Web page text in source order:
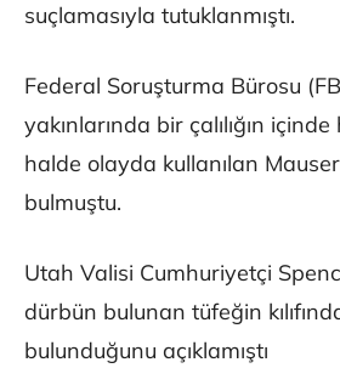
suçlamasıyla tutuklanmıştı.
Federal Soruşturma Bürosu
yakınlarında bir çalılığın içinde
halde olayda kullanılan
bulmuştu.
Utah Valisi Cumhuriyetçi
dürbün bulunan tüfeğin
bulunduğunu açıklamıştı